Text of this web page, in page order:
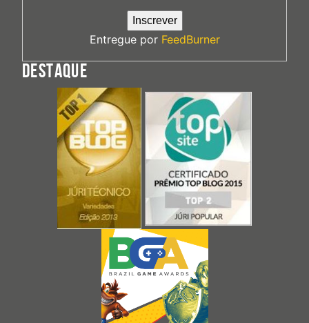
Entregue por FeedBurner
DESTAQUE